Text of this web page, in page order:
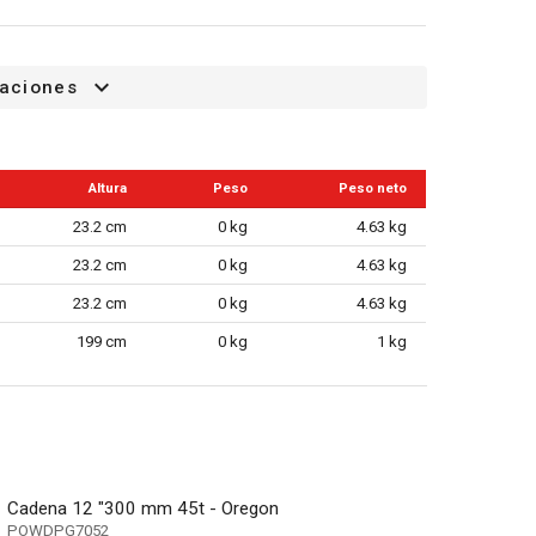
{13221}
de cadena: {
630 mm
Altura Peso Peso neto
23.2 cm 0 kg 4.63 kg
23.2 cm 0 kg 4.63 kg
23.2 cm 0 kg 4.63 kg
199 cm 0 kg 1 kg
Cadena 12 "300 mm 45t - Oregon
POWDPG7052